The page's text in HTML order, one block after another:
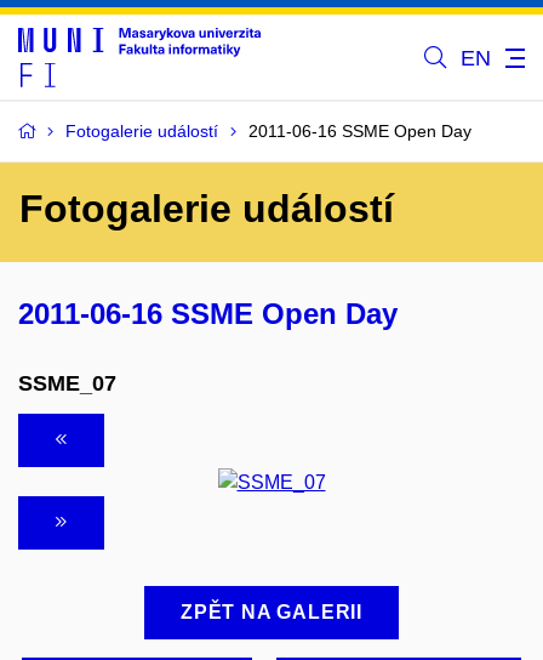
EN
Fotogalerie událostí 2011-06-16 SSME Open Day
Fotogalerie událostí
2011-06-16 SSME Open Day
SSME_07
ZPĚT NA GALERII